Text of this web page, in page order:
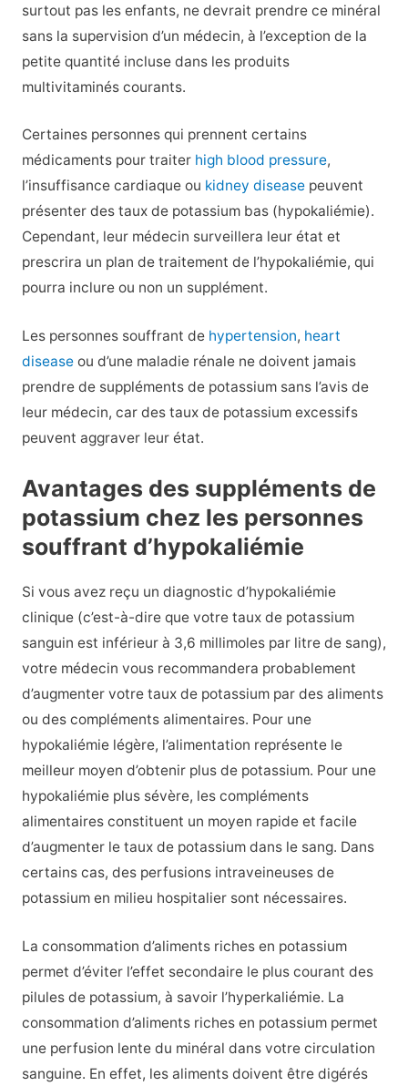
surtout pas les enfants, ne devrait prendre ce minéral
sans la supervision d’un médecin, à l’exception de la
petite quantité incluse dans les produits
multivitaminés courants.
Certaines personnes qui prennent certains
médicaments pour traiter high blood pressure,
l’insuffisance cardiaque ou kidney diseasepeuvent
présenter des taux de potassium bas (hypokaliémie).
Cependant, leur médecin surveillera leur état et
prescrira un plan de traitement de l’hypokaliémie, qui
pourra inclure ou non un supplément.
Les personnes souffrant de hypertension, heart
diseaseou d’une maladie rénale ne doivent jamais
prendre de suppléments de potassium sans l’avis de
leur médecin, car des taux de potassium excessifs
peuvent aggraver leur état.
Avantages des suppléments de
potassium chez les personnes
souffrant d’hypokaliémie
Si vous avez reçu un diagnostic d’hypokaliémie
clinique (c’est-à-dire que votre taux de potassium
sanguin est inférieur à 3,6 millimoles par litre de sang),
votre médecin vous recommandera probablement
d’augmenter votre taux de potassium par des aliments
ou des compléments alimentaires. Pour une
hypokaliémie légère, l’alimentation représente le
meilleur moyen d’obtenir plus de potassium. Pour une
hypokaliémie plus sévère, les compléments
alimentaires constituent un moyen rapide et facile
d’augmenter le taux de potassium dans le sang. Dans
certains cas, des perfusions intraveineuses de
potassium en milieu hospitalier sont nécessaires.
La consommation d’aliments riches en potassium
permet d’éviter l’effet secondaire le plus courant des
pilules de potassium, à savoir l’hyperkaliémie. La
consommation d’aliments riches en potassium permet
une perfusion lente du minéral dans votre circulation
sanguine. En effet, les aliments doivent être digérés